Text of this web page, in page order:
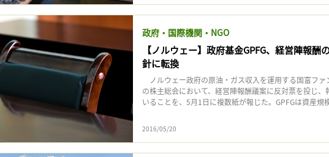
政府・国際機関・NGO
【ノルウェー】政府基金GPFG、経営陣報酬
針に転換
ノルウェー政府の原油・ガス収入を運用する国富ファ
の株主総会において、経営陣報酬議案に反対票を投じ
いることを、5月1日に複数紙が報じた。GPFGは資産
2016/05/20